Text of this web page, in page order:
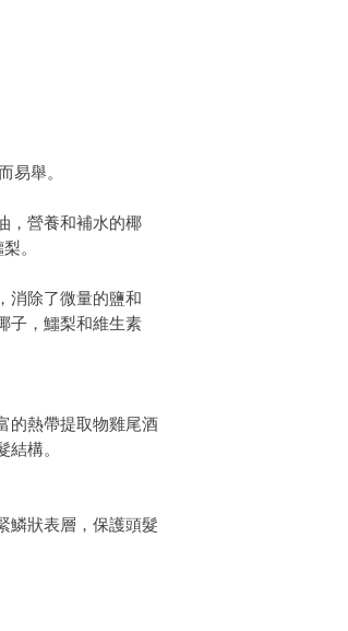
易舉。
，營養和補水的椰
。
消除了微量的鹽和
子，鱷梨和維生素
的熱帶提取物雞尾酒
結構。
鱗狀表層，保護頭髮